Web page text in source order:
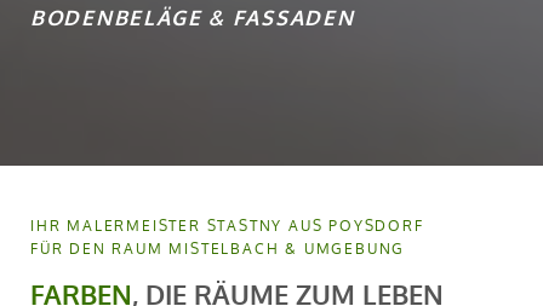
BODENBELÄGE & FASSADEN
IHR MALERMEISTER STASTNY AUS POYSDORF
FÜR DEN RAUM MISTELBACH & UMGEBUNG
FARBEN, DIE RÄUME ZUM LEBEN